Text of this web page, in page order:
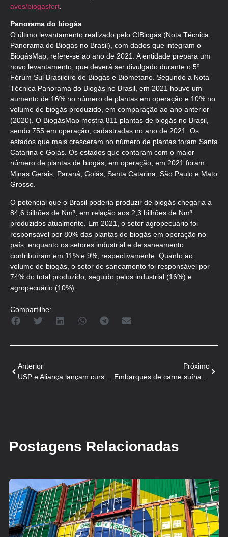
aves/biogasfert
Panorama do biogás
O último levantamento realizado pelo CIBiogás (Nota Técnica
Panorama do Biogás no Brasil), com dados que integram o
BiogásMap, refere-se ao ano de 2021. A entidade prepara um
novo levantamento, que deverá ser divulgado durante o 5º
Fórum Sul Brasileiro de Biogás e Biometano. Segundo a Nota
Técnica Panorama do Biogás no Brasil, em 2021 houve um
aumento de 16% no número de plantas em operação e 10% no
volume de biogás produzido, em comparação ao ano anterior
(2020). O BiogásMap mostra 811 plantas de biogás no Brasil,
sendo 755 em operação, cadastradas no ano de 2021. Os
estados que mais cresceram no número de plantas foram Santa
Catarina e Goiás. Os estados que contaram com o maior
número de plantas de biogás, em operação, em 2021 foram:
Minas Gerais, Paraná, Goiás, Santa Catarina, São Paulo e Mato
Grosso.
O potencial que o Brasil poderia produzir de biogás chegaria a
84,6 bilhões de Nm³, em relação aos 2,3 bilhões de Nm³
produzidos atualmente. Em 2021, o setor agropecuário foi
responsável por 80% das plantas de biogás em operação no
país, enquanto os setores industrial e de saneamento
contribuíram em 11% e 9%, respectivamente. Quanto ao
volume de biogás, o setor de saneamento foi responsável por
74% do total produzido, seguido pelos industrial (16%) e
agropecuário (10%).
Compartilhe:
Anterior
Próximo
Postagens Relacionadas